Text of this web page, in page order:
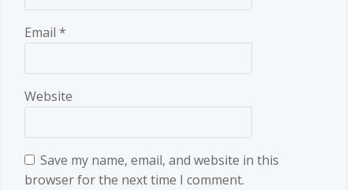
Email *
Website
Save my name, email, and website in this
browser for the next time I comment.